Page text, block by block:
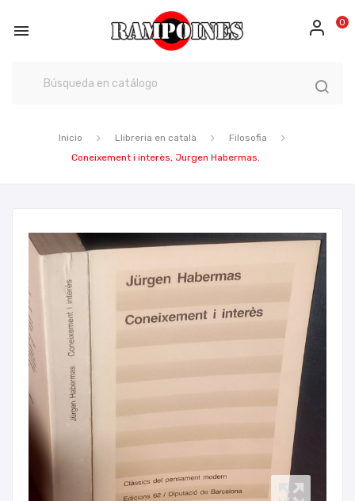
 0
Inicio Llibreria en català
Filosofia
Coneixement i interès, Jurgen Habermas.